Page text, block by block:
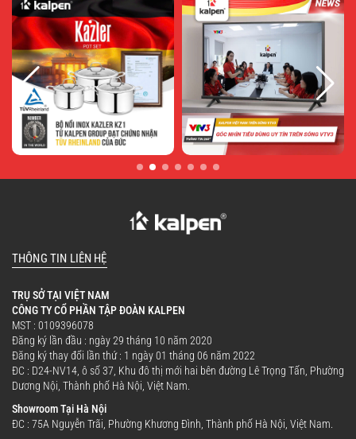
THÔNG TIN LIÊN HỆ
TRỤ SỞ TẠI VIỆT NAM
CÔNG TY CỔ PHẦN TẬP ĐOÀN KALPEN
MST : 0109396078
Đăng ký lần đầu : ngày 29 tháng 10 năm 2020
Đăng ký thay đổi lần thứ : 1 ngày 01 tháng 06 năm 2022
ĐC : D24-NV14, ô số 37, Khu đô thị mới hai bên đường Lê Trọng Tấn, Phường
Dương Nội, Thành phố Hà Nội, Việt Nam.
Showroom Tại Hà Nội
ĐC : 75A Nguyễn Trãi, Phường Khương Đình, Thành phố Hà Nội, Việt Nam.